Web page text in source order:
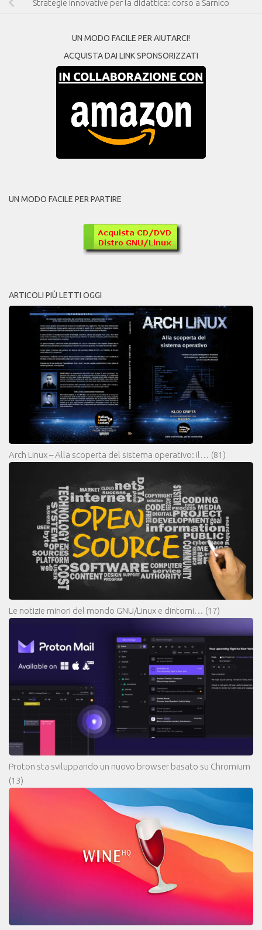
Strategie innovative per la didattica: corso a Sarnico
UN MODO FACILE PER AIUTARCI!
ACQUISTA DAI LINK SPONSORIZZATI
UN MODO FACILE PER PARTIRE
ARTICOLI PIÙ LETTI OGGI
Arch Linux – Alla scoperta del sistema operativo: il… (81)
Le notizie minori del mondo GNU/Linux e dintorni… (17)
Proton sta sviluppando un nuovo browser basato su Chromium
(13)